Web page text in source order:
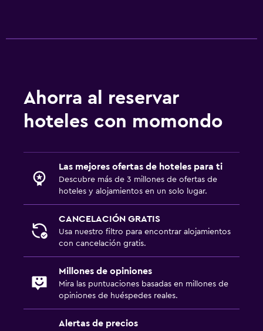
Muebles de exterior
Lavandería
Plancha y tabla de planchar
Comedor
Restaurante
Mesa de comedor
Servicios y facilidades
Acceso con llave
Ahorra al reservar
hoteles con momondo
Las mejores ofertas de hoteles para ti
Descubre más de 3 millones de ofertas de
hoteles y alojamientos en un solo lugar.
CANCELACIÓN GRATIS
Usa nuestro filtro para encontrar alojamientos
con cancelación gratis.
Millones de opiniones
Mira las puntuaciones basadas en millones de
opiniones de huéspedes reales.
Alertas de precios